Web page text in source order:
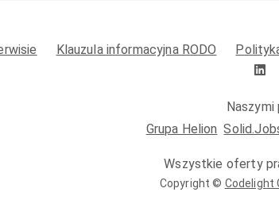
Klauzula informacyjna RODO
Naszymi
Grupa Helion
Wszystkie oferty
Copyright © Codelight